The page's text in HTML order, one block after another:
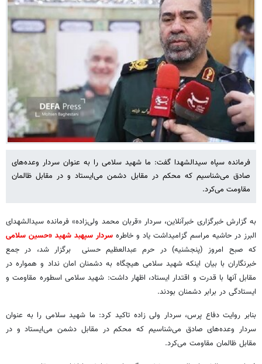
فرمانده سپاه سیدالشهدا گفت: ما شهید سلامی را به عنوان سردار وعده‌های
صادق می‌شناسیم که محکم در مقابل دشمن می‌ایستاد و در مقابل ظالمان
مقاومت می‌کرد.
به گزارش خبرگزاری خبرآنلاین، سردار «قربان محمد ولی‌زاده» فرمانده سیدالشهدای
البرز در حاشیه مراسم گزامیداشت یاد و خاطره سردار سپهبد شهید «حسین سلامی
که صبح امروز (پنجشنیه) در حرم عبدالعظیم حسنی برگزار شد، در جمع
خبرنگاران با بیان اینکه شهید سلامی هیچگاه به دشمنان امان نداد و همواره در
مقابل آنها با قدرت و اقتدار ایستاد، اظهار داشت: شهید سلامی اسطوره مقاومت و
ایستادگی در برابر دشمنان بودند.
بنابر روایت دفاع پرس، سردار ولی زاده تاکید کرد: ما شهید سلامی را به عنوان
سردار وعده‌های صادق می‌شناسیم که محکم در مقابل دشمن می‌ایستاد و در
مقابل ظالمان مقاومت می‌کرد.